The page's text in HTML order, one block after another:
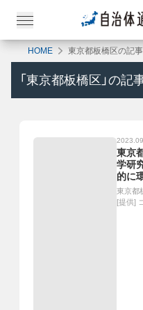
HOME 東京都板橋区の記
「 東京都板橋区 」の記
東京
学研
的に
実現！
東京都
[提供]